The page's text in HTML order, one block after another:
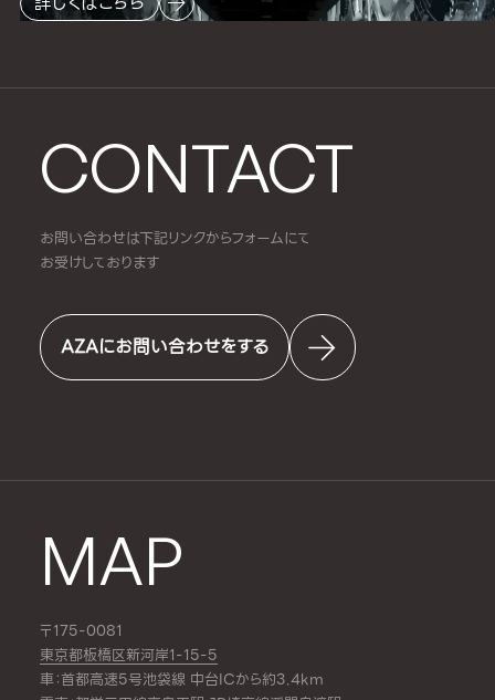
CONTACT
お問い合わせは下記リンクからフォームにて
お受けしております
AZAにお問い合わせをする
MAP
〒175-0081
東京都板橋区新河岸1-15-5
車：首都高速5号池袋線 中台ICから約3.4km